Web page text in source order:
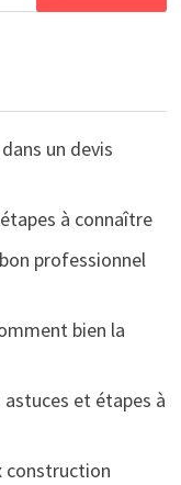
un devis
à connaître
professionnel
bien la
et étapes à
construction